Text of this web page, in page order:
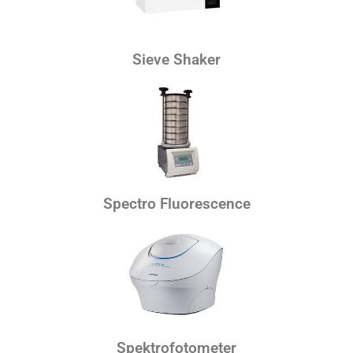
Sieve Shaker
Spectro Fluorescence
Spektrofotometer